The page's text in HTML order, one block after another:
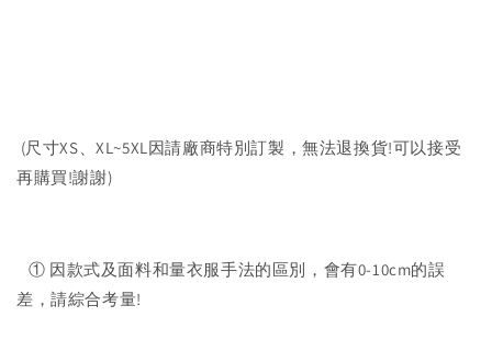
(尺寸XS、XL~5XL因請廠商特別訂製，無法退換貨!可以接受
再購買!謝謝)
① 因款式及面料和量衣服手法的區別，會有0-10cm的誤
差，請綜合考量!